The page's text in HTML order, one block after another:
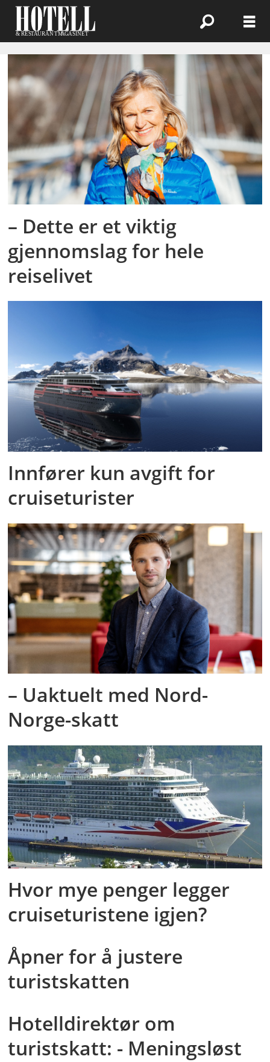
Emne:
cruiseturister
– Dette er et viktig
gjennomslag for hele
reiselivet
Innfører kun avgift for
cruiseturister
– Uaktuelt med Nord-
Norge-skatt
Hvor mye penger legger
cruiseturistene igjen?
Åpner for å justere
turistskatten
Hotelldirektør om
turistskatt: - Meningsløst